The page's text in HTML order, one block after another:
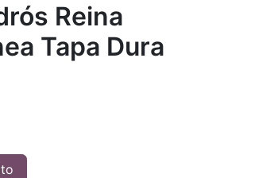
Reina
Tapa Dura